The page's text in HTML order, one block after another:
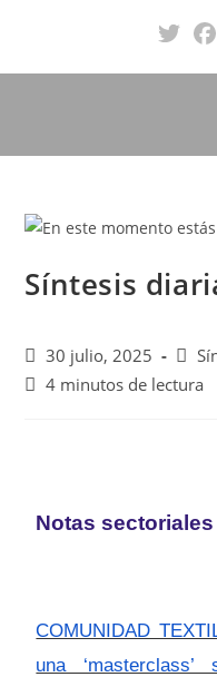
Síntesis
30 julio, 2025
4 minutos de lectura
Notas sectoriales
COMUNIDAD
una